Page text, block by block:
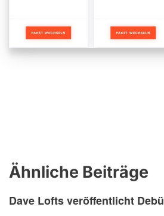
Ähnliche Beiträge
Dave Lofts veröffentlicht